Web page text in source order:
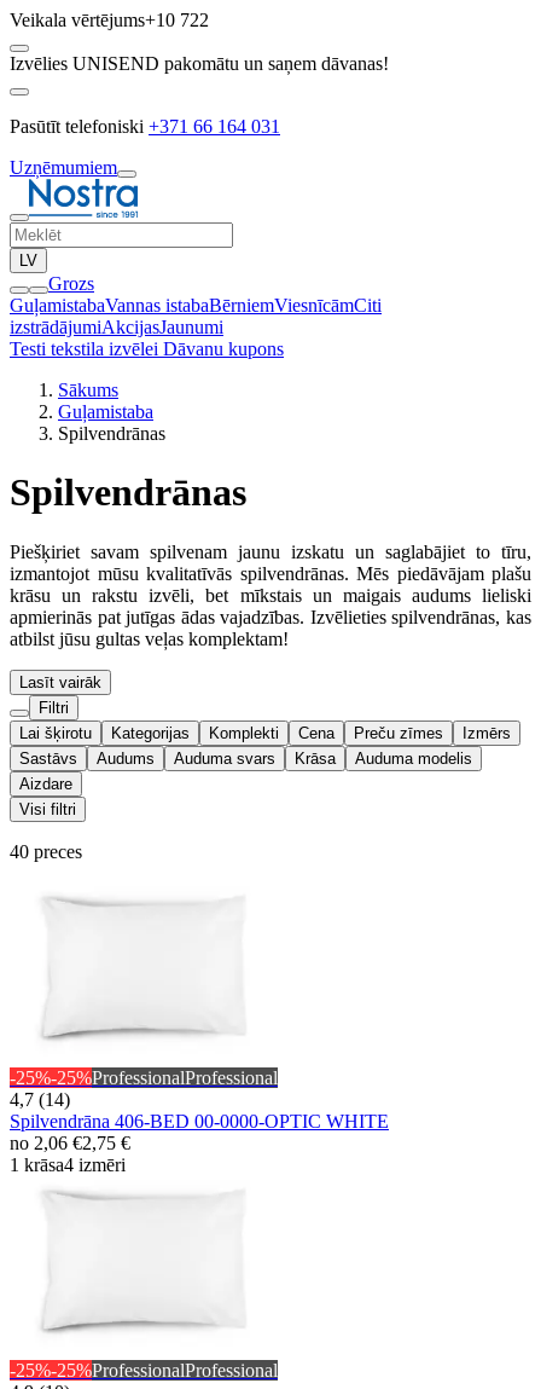
Veikala vērtējums+10 722
Izvēlies UNISEND pakomātu un saņem dāvanas!
Pasūtīt telefoniski +371 66 164 031
Uzņēmumiem
LV
Grozs
GuļamistabaVannas istabaBērniemViesnīcāmCiti
izstrādājumiAkcijasJaunumi
Testi tekstila izvēlei Dāvanu kupons
Sākums
Guļamistaba
Spilvendrānas
Spilvendrānas
Piešķiriet savam spilvenam jaunu izskatu un saglabājiet to tīru,
izmantojot mūsu kvalitatīvās spilvendrānas. Mēs piedāvājam plašu
krāsu un rakstu izvēli, bet mīkstais un maigais audums lieliski
apmierinās pat jutīgas ādas vajadzības. Izvēlieties spilvendrānas, kas
atbilst jūsu gultas veļas komplektam!
Lasīt vairāk
Filtri
Lai šķirotu
Kategorijas Komplekti Cena Preču zīmes
Izmērs
Sastāvs
Audums Auduma svars Krāsa
Auduma modelis
Aizdare
Visi filtri
40 preces
-25%-25%ProfessionalProfessional
4,7 (14)
Spilvendrāna 406-BED 00-0000-OPTIC WHITE
no 2,06 €2,75 €
1 krāsa4 izmēri
-25%-25%ProfessionalProfessional